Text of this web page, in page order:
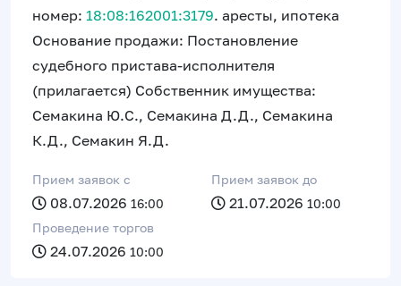
номер: 18:08:162001:3179. аресты, ипотека
Основание продажи: Постановление
судебного пристава-исполнителя
(прилагается) Собственник имущества:
Семакина Ю.С., Семакина Д.Д., Семакина
К.Д., Семакин Я.Д.
Прием заявок c
08.07.2026 16:00
Прием заявок до
21.07.2026 10:00
Проведение торгов
24.07.2026 10:00